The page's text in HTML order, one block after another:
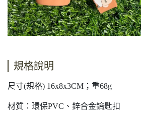
規格說明
尺寸(規格) 16x8x3CM；重68g
材質：環保PVC、鋅合金鑰匙扣